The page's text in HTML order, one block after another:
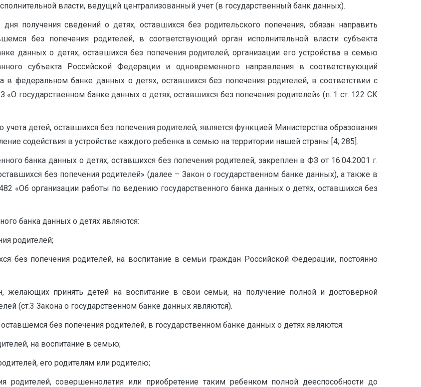
власти, ведущий централизованный учет (в государственный банк данных).
получения сведений о детях, оставшихся без родительского попечения, обязан направить
без попечения родителей, в соответствующий орган исполнительной власти субъекта
данных о детях, оставшихся без попечения родителей, организации его устройства в семью
субъекта Российской Федерации и одновременного направления в соответствующий
в федеральном банке данных о детях, оставшихся без попечения родителей, в соответствии с
«О государственном банке данных о детях, оставшихся без попечения родителей» (п. 1 ст. 122 СК
детей, оставшихся без попечения родителей, является функцией Министерства образования
содействия в устройстве каждого ребенка в семью на территории нашей страны [4; 285].
банка данных о детях, оставшихся без попечения родителей, закреплен в ФЗ от 16.04.2001 г.
без попечения родителей» (далее – Закон о государственном банке данных), а также в
«Об организации работы по ведению государственного банка данных о детях, оставшихся без
банка данных о детях являются:
родителей;
без попечения родителей, на воспитание в семьи граждан Российской Федерации, постоянно
желающих принять детей на воспитание в свои семьи, на получение полной и достоверной
(ст.3 Закона о государственном банке данных являются).
без попечения родителей, в государственном банке данных о детях являются:
на воспитание в семью;
его родителям или родителю;
родителей, совершеннолетия или приобретение таким ребенком полной дееспособности до